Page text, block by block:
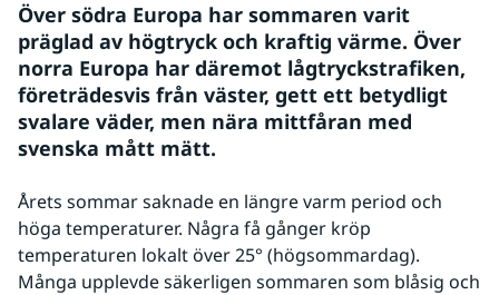
Över södra Europa har sommaren varit
präglad av högtryck och kraftig värme. Över
norra Europa har däremot lågtryckstrafiken,
företrädesvis från väster, gett ett betydligt
svalare väder, men nära mittfåran med
svenska mått mätt.
Årets sommar saknade en längre varm period och
höga temperaturer. Några få gånger kröp
temperaturen lokalt över 25° (högsommardag).
Många upplevde säkerligen sommaren som blåsig och